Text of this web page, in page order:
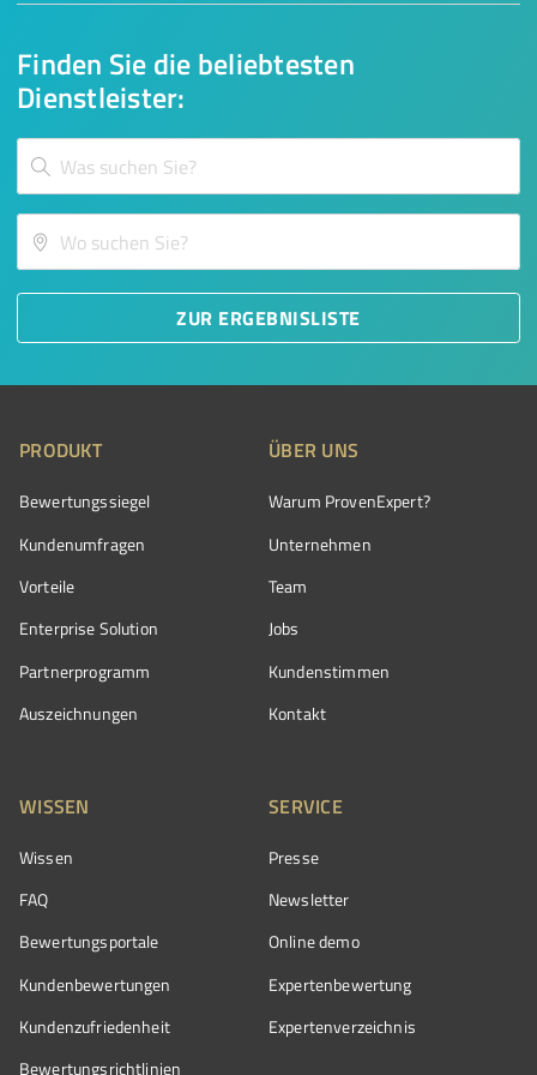
Finden Sie die beliebtesten
Dienstleister:
ZUR ERGEBNISLISTE
PRODUKT
Bewertungssiegel
Kundenumfragen
Vorteile
Enterprise Solution
Partnerprogramm
Auszeichnungen
ÜBER UNS
Warum ProvenExpert?
Unternehmen
Team
Jobs
Kundenstimmen
Kontakt
WISSEN
Wissen
FAQ
Bewertungsportale
Kundenbewertungen
Kundenzufriedenheit
Bewertungs­richtlinien
SERVICE
Presse
Newsletter
Online demo
Expertenbewertung
Expertenverzeichnis